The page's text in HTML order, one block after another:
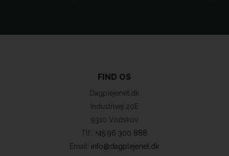
FIND OS
Dagplejenet.dk
Industrivej 20E
9310 Vodskov
Tlf.:+45 96 300 888
Email: info@dagplejenet.dk